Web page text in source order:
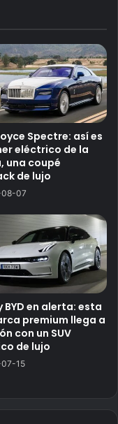
Spectre: así es
eléctrico de la
una coupé
de lujo
07
BYD en alerta: esta
premium llega a
con un SUV
de lujo
15